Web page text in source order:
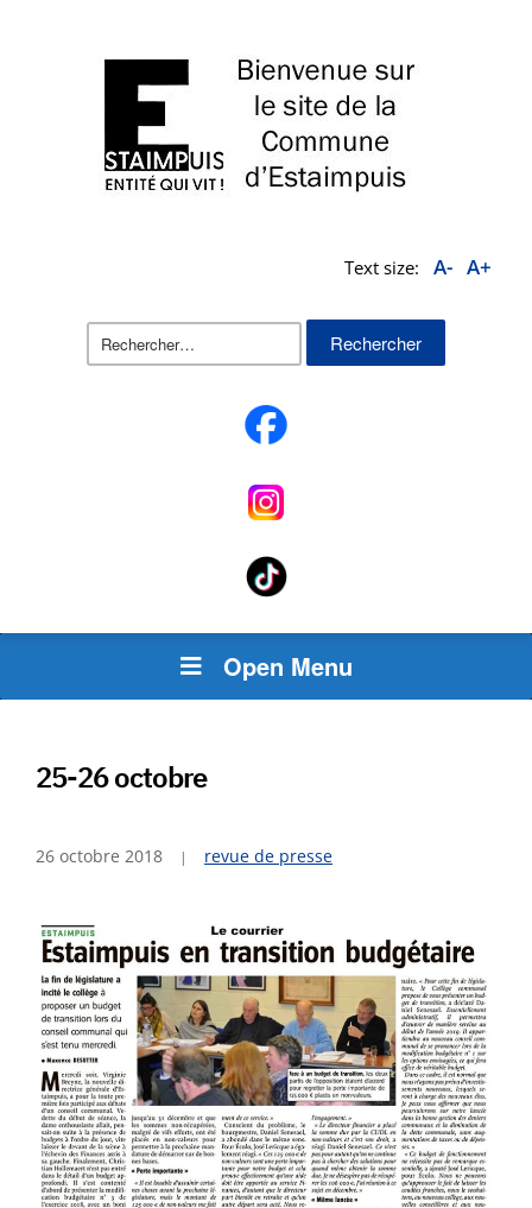
Text size: A- A+
Rechercher :
Open Menu
25-26 octobre
26 octobre 2018 revue de presse